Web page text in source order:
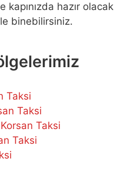
kapınızda hazır olacak
binebilirsiniz.
Taksi
Taksi
Taksi
Taksi